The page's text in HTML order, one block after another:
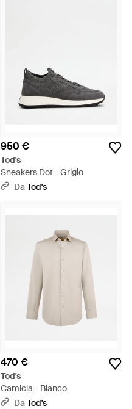
950 €
Tod's
Sneakers Dot - Grigio
DaTod's
470 €
Tod's
Camicia - Bianco
DaTod's